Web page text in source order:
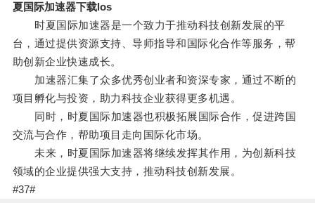
夏国际加速器下载los
时夏国际加速器是一个致力于推动科技创新发展的平
台，通过提供资源支持、导师指导和国际化合作等服务，帮
助创新企业快速成长。
加速器汇集了众多优秀创业者和资深专家，通过不断的
项目孵化与投资，助力科技企业获得更多机遇。
同时，时夏国际加速器也积极拓展国际合作，促进跨国
交流与合作，帮助项目走向国际化市场。
未来，时夏国际加速器将继续发挥其作用，为创新科技
领域的企业提供强大支持，推动科技创新发展。
#37#